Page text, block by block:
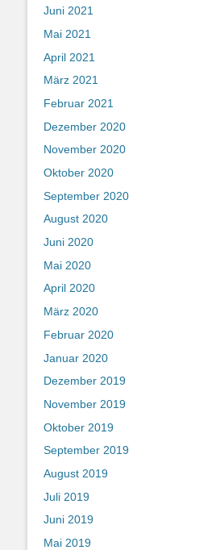
Juni 2021
Mai 2021
April 2021
März 2021
Februar 2021
Dezember 2020
November 2020
Oktober 2020
September 2020
August 2020
Juni 2020
Mai 2020
April 2020
März 2020
Februar 2020
Januar 2020
Dezember 2019
November 2019
Oktober 2019
September 2019
August 2019
Juli 2019
Juni 2019
Mai 2019